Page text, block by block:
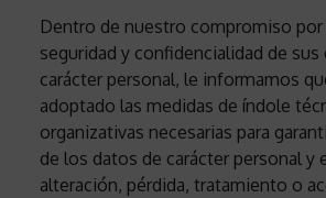
Dentro de nuestro compromiso por
seguridad y confidencialidad de sus
carácter personal, le informamos
adoptado las medidas de índole
organizativas necesarias para
de los datos de carácter personal y
alteración, pérdida, tratamiento o